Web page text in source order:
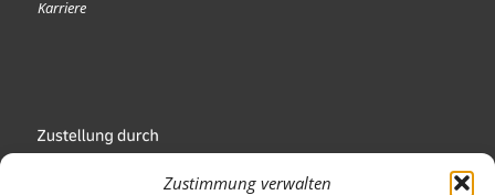
Zustimmung verwalten
Karriere